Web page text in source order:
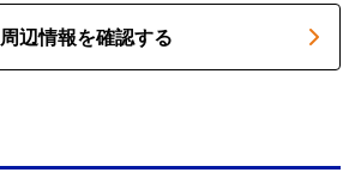
周辺情報を確認する